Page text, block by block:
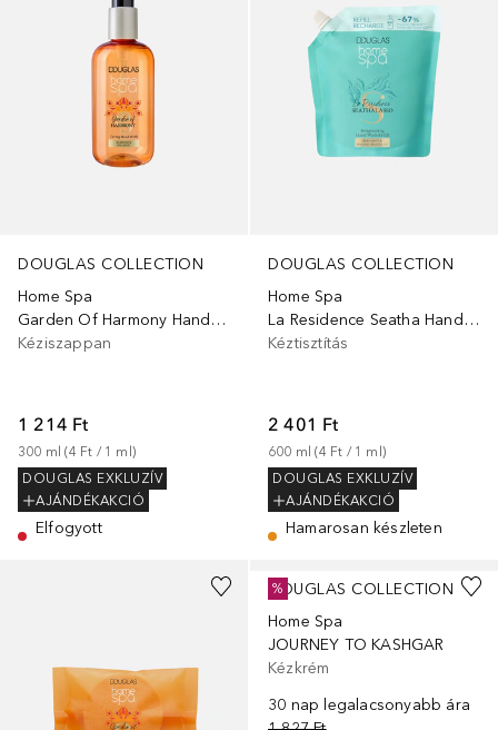
DOUGLAS COLLECTION
Home Spa
Garden Of Harmony Hand Wash
Kéziszappan
1 214 Ft
300 ml (4 Ft / 1 ml)
DOUGLAS EXKLUZÍV
AJÁNDÉKAKCIÓ
Elfogyott
DOUGLAS COLLECTION
Home Spa
La Residence Seatha Hand Wash
Kéztisztítás
2 401 Ft
600 ml (4 Ft / 1 ml)
DOUGLAS EXKLUZÍV
AJÁNDÉKAKCIÓ
Hamarosan készleten
DOUGLAS COLLECTION
Home Spa
JOURNEY TO KASHGAR
Kézkrém
30 nap legalacsonyabb ára
%